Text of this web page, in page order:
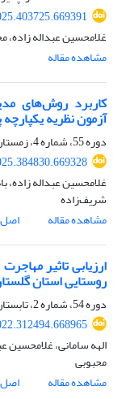
غلامحسین عبداله
مشاهده مقاله
کاربرد روش‌های
آزمون نظریه
دوره 55، شماره 4، زمستان 1403، صفحه
غلامحسین عبداله
شریف‌زاده
مشاهده مقاله
اصل
ارزیابی تاثیر
روستایی استان
دوره 54، شماره 2، تابستان 1402، صفحه
الهه سامانی،
محبوبی
مشاهده مقاله
اصل